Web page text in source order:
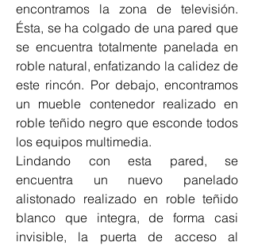
encontramos la zona de televisión.
Ésta, se ha colgado de una pared que
se encuentra totalmente panelada en
roble natural, enfatizando la calidez de
este rincón. Por debajo, encontramos
un mueble contenedor realizado en
roble teñido negro que esconde todos
los equipos multimedia.
Lindando con esta pared, se
encuentra un nuevo panelado
alistonado realizado en roble teñido
blanco que integra, de forma casi
invisible, la puerta de acceso al